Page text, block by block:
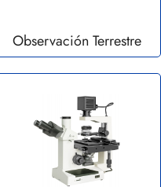
Observación Terrestre